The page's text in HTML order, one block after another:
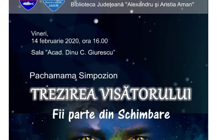
Trezirea
Visătorului